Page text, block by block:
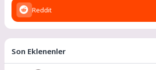
Reddit
Son Eklenenler